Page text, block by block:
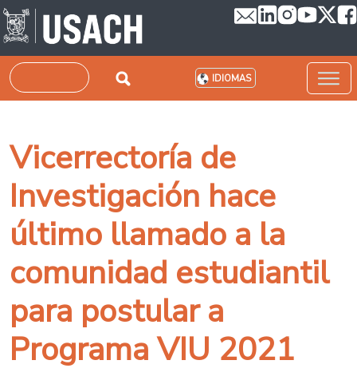
Pasar al contenido principal
Buscar IDIOMAS
Vicerrectoría de
Investigación hace
último llamado a la
comunidad estudiantil
para postular a
Programa VIU 2021